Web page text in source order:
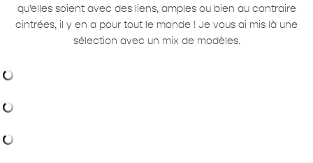
qu’elles soient avec des liens, amples ou bien au contraire
cintrées, il y en a pour tout le monde ! Je vous ai mis là une
sélection avec un mix de modèles.